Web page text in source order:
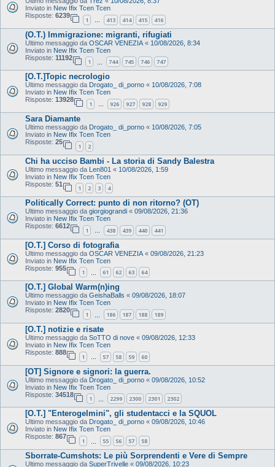
Inviato in New Ifix Tcen Tcen
Risposte: 6239
1 … 413 414 415 416
(O.T.) Immigrazione: migranti, rifugiati
Ultimo messaggio da OSCAR VENEZIA « 10/08/2026, 8:34
Inviato in New Ifix Tcen Tcen
Risposte: 11192
1 744 745 746 747
[O.T.]Topic necrologio
Ultimo messaggio da Drogato_ di_porno « 10/08/2026, 7:08
Inviato in New Ifix Tcen Tcen
Risposte: 13928
1 … 926 927 928 929
Sara Diamante
Ultimo messaggio da Drogato_ di_porno « 10/08/2026, 7:05
Inviato in New Ifix Tcen Tcen
Risposte: 25
1 2
Chi ha ucciso Bambi - La storia di Sandy Balestra
Ultimo messaggio da Len801 « 10/08/2026, 1:59
Inviato in New Ifix Tcen Tcen
Risposte: 51
1 2 3 4
Politically Correct: punto di non ritorno? (OT)
Ultimo messaggio da giorgiograndi « 09/08/2026, 21:36
Inviato in New Ifix Tcen Tcen
Risposte: 6612
1 … 438 439 440 441
[O.T.] Corso di fotografia
Ultimo messaggio da OSCAR VENEZIA « 09/08/2026, 21:23
Inviato in New Ifix Tcen Tcen
Risposte: 955
1 61 62 63 64
[O.T.] Global Warm(n)ing
Ultimo messaggio da GeishaBalls « 09/08/2026, 18:07
Inviato in New Ifix Tcen Tcen
Risposte: 2820
1 186 187 188 189
[O.T.] notizie e risate
Ultimo messaggio da SoTTO di nove « 09/08/2026, 12:33
Inviato in New Ifix Tcen Tcen
Risposte: 888
1 … 57 58 59 60
[OT] Signore e signori: la guerra.
Ultimo messaggio da Drogato_ di_porno « 09/08/2026, 10:52
Inviato in New Ifix Tcen Tcen
Risposte: 34518
1 2299 2300 2301 2302
[O.T.] "Enterogelmini", gli studentacci e la SQUOL
Ultimo messaggio da Drogato_ di_porno « 09/08/2026, 10:46
Inviato in New Ifix Tcen Tcen
Risposte: 867
1 55 56 57 58
Sborrate-Cumshots: Le più Sorprendenti e Vere di Sempre
Ultimo messaggio da SuperTrivelle « 09/08/2026, 10:23